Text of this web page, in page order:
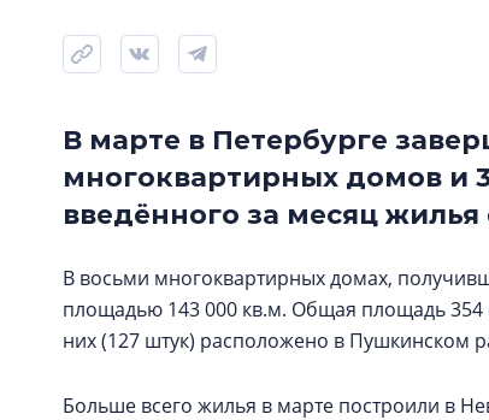
В марте в Петербурге
многоквартирных домов и
введённого за месяц жилья
В восьми многоквартирных домах,
площадью 143 000 кв.м. Общая площадь 354
них (127 штук) расположено в Пушкинском
Больше всего жилья в марте построили в